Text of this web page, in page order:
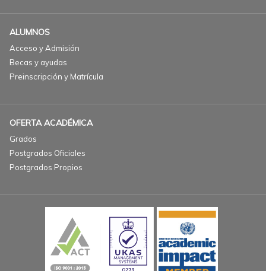
ALUMNOS
Acceso y Admisión
Becas y ayudas
Preinscripción y Matrícula
OFERTA ACADÉMICA
Grados
Postgrados Oficiales
Postgrados Propios